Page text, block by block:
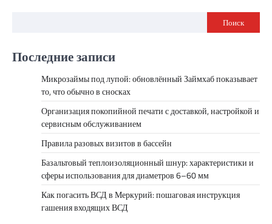
Поиск
Последние записи
Микрозаймы под лупой: обновлённый Займхаб показывает
то, что обычно в сносках
Организация покопийной печати с доставкой, настройкой и
сервисным обслуживанием
Правила разовых визитов в бассейн
Базальтовый теплоизоляционный шнур: характеристики и
сферы использования для диаметров 6–60 мм
Как погасить ВСД в Меркурий: пошаговая инструкция
гашения входящих ВСД